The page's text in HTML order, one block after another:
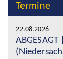
Termine
22.08.2026